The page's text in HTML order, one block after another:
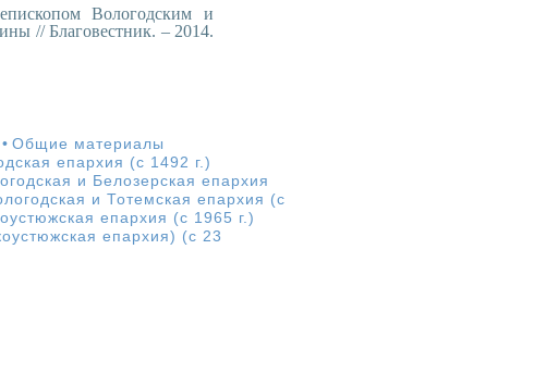
Вологодским и
// Благовестник. – 2014.
• Общие материалы
епархия (с 1492 г.)
и Белозерская епархия
и Тотемская епархия (с
епархия (с 1965 г.)
епархия) (с 23